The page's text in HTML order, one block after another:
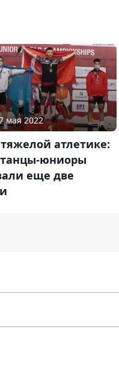
мая 2022
атлетике:
юниоры
еще две